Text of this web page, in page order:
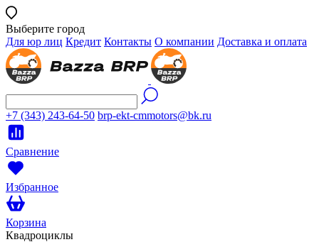
Выберите город
Для юр лиц Кредит Контакты О компании Доставка и оплата
+7 (343) 243-64-50 brp-ekt-cmmotors@bk.ru
Сравнение
Избранное
Корзина
Квадроциклы